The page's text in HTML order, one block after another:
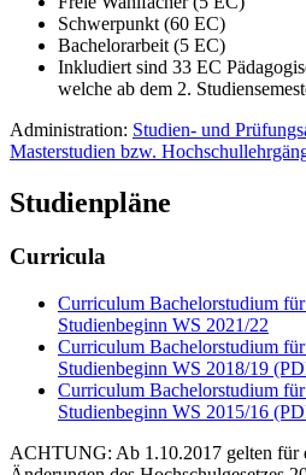
Schwerpunkt (60 EC)
Bachelorarbeit (5 EC)
Inkludiert sind 33 EC
welche ab dem 2.
Administration: Studien- und
Masterstudien bzw.
Studienpläne
Curricula
Curriculum Bachelorstudium
Studienbeginn WS 2021/22
Curriculum Bachelorstudium
Studienbeginn WS 2018/19
Curriculum Bachelorstudium
Studienbeginn WS 2015/16
ACHTUNG: Ab 1.10.2017 gelten für